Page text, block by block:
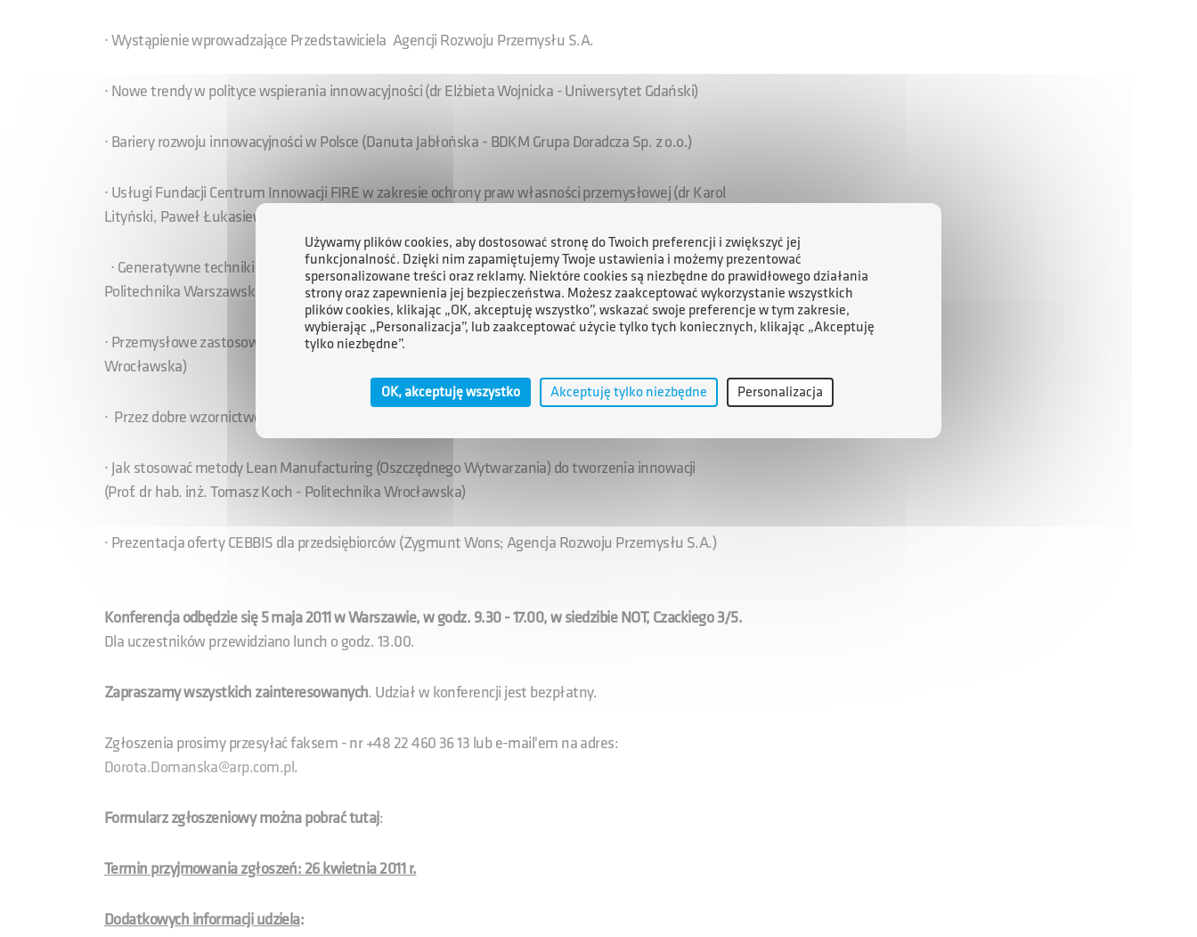
∙ Wystąpienie wprowadzające Przedstawiciela Agencji Rozwoju Przemysłu S.A.
∙ Nowe trendy w polityce wspierania innowacyjności (dr Elżbieta Wojnicka - Uniwersytet Gdański)
∙ Bariery rozwoju innowacyjności w Polsce (Danuta Jabłońska - BDKM Grupa Doradcza Sp. z o.o.)
∙ Usługi Fundacji Centrum Innowacji FIRE w zakresie ochrony praw własności przemysłowej (dr Karol
Lityński, Paweł Łukasiewicz)
∙ Generatywne techniki wytwarzania w rozwoju innowacji (Prof. dr hab. inż. Konstanty Skalski -
Politechnika Warszawska)
∙ Przemysłowe zastosowania technologii generatywnych (Prof. dr hab. inż. Edward Chlebus - Politechnika
Wrocławska)
∙ Przez dobre wzornictwo (design) do innowacji (dr Marek Adamczewski - MARAD Design)
∙ Jak stosować metody Lean Manufacturing (Oszczędnego Wytwarzania) do tworzenia innowacji
(Prof. dr hab. inż. Tomasz Koch - Politechnika Wrocławska)
∙ Prezentacja oferty CEBBIS dla przedsiębiorców (Zygmunt Wons; Agencja Rozwoju Przemysłu S.A.)
Konferencja odbędzie się 5 maja 2011 w Warszawie, w godz. 9.30 - 17.00, w siedzibie NOT, Czackiego 3/5.
Dla uczestników przewidziano lunch o godz. 13.00.
Zapraszamy wszystkich zainteresowanych. Udział w konferencji jest bezpłatny.
Zgłoszenia prosimy przesyłać faksem - nr +48 22 460 36 13 lub e-mail'em na adres:
Dorota.Domanska@arp.com.pl.
Formularz zgłoszeniowy można pobrać tutaj:
Termin przyjmowania zgłoszeń: 26 kwietnia 2011 r.
Dodatkowych informacji udziela:
Używamy plików cookies, aby dostosować stronę do Twoich preferencji i zwiększyć jej
funkcjonalność. Dzięki nim zapamiętujemy Twoje ustawienia i możemy prezentować
spersonalizowane treści oraz reklamy. Niektóre cookies są niezbędne do prawidłowego działania
strony oraz zapewnienia jej bezpieczeństwa. Możesz zaakceptować wykorzystanie wszystkich
plików cookies, klikając „OK, akceptuję wszystko”, wskazać swoje preferencje w tym zakresie,
wybierając „Personalizacja”, lub zaakceptować użycie tylko tych koniecznych, klikając „Akceptuję
tylko niezbędne”.
OK, akceptuję wszystko Akceptuję tylko niezbędne Personalizacja